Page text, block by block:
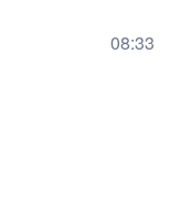
08:33